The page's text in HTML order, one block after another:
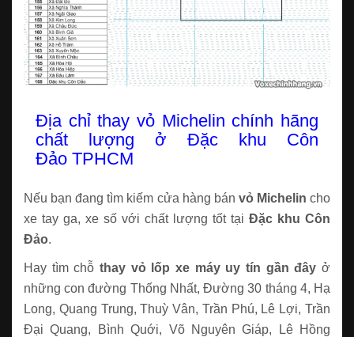
Địa chỉ thay vỏ Michelin chính hãng
chất lượng ở Đặc khu Côn
Đảo TPHCM
Nếu bạn đang tìm kiếm cửa hàng bán vỏ Michelin cho
xe tay ga, xe số với chất lượng tốt tại Đặc khu Côn
Đảo.
Hay tìm chỗ thay vỏ lốp xe máy uy tín gần đây ở
những con đường Thống Nhất, Đường 30 tháng 4, Hạ
Long, Quang Trung, Thuỳ Vân, Trần Phú, Lê Lợi, Trần
Đại Quang, Bình Quới, Võ Nguyên Giáp, Lê Hồng